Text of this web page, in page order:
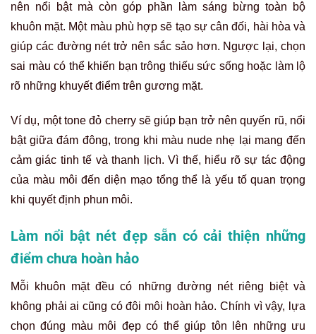
nên nổi bật mà còn góp phần làm sáng bừng toàn bộ
khuôn mặt. Một màu phù hợp sẽ tạo sự cân đối, hài hòa và
giúp các đường nét trở nên sắc sảo hơn. Ngược lại, chọn
sai màu có thể khiến bạn trông thiếu sức sống hoặc làm lộ
rõ những khuyết điểm trên gương mặt.
Ví dụ, một tone đỏ cherry sẽ giúp bạn trở nên quyến rũ, nổi
bật giữa đám đông, trong khi màu nude nhẹ lại mang đến
cảm giác tinh tế và thanh lịch. Vì thế, hiểu rõ sự tác động
của màu môi đến diện mạo tổng thể là yếu tố quan trọng
khi quyết định phun môi.
Làm nổi bật nét đẹp sẵn có cải thiện những
điểm chưa hoàn hảo
Mỗi khuôn mặt đều có những đường nét riêng biệt và
không phải ai cũng có đôi môi hoàn hảo. Chính vì vậy, lựa
chọn đúng màu môi đẹp có thể giúp tôn lên những ưu